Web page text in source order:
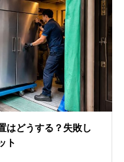
はどうする？失敗し
ト